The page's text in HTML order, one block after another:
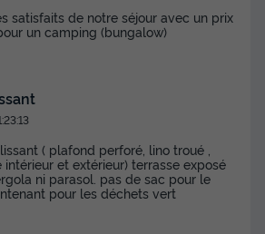
satisfaits de notre séjour avec un prix
un camping (bungalow)
( plafond perforé, lino troué ,
et extérieur) terrasse exposé
ni parasol. pas de sac pour le
pour les déchets vert